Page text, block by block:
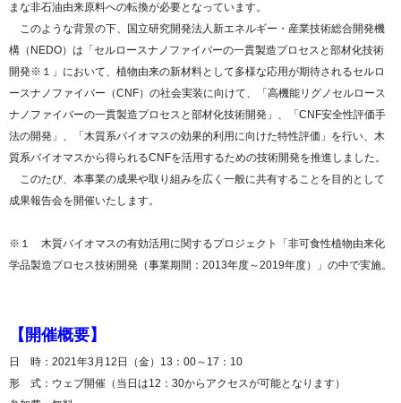
まな非石油由来原料への転換が必要となっています。
このような背景の下、国立研究開発法人新エネルギー・産業技術総合開発機
構（NEDO）は「セルロースナノファイバーの一貫製造プロセスと部材化技術
開発※１ 」において、植物由来の新材料として多様な応用が期待されるセルロ
ースナノファイバー（CNF）の社会実装に向けて、「高機能リグノセルロース
ナノファイバーの一貫製造プロセスと部材化技術開発」、「CNF安全性評価手
法の開発」、「木質系バイオマスの効果的利用に向けた特性評価」を行い、木
質系バイオマスから得られるCNFを活用するための技術開発を推進しました。
このたび、本事業の成果や取り組みを広く一般に共有することを目的として
成果報告会を開催いたします。
※１ 木質バイオマスの有効活用に関するプロジェクト「非可食性植物由来化
学品製造プロセス技術開発（事業期間：2013年度～2019年度）」の中で実施。
【開催概要】
日 時：2021年3月12日（金）13：00～17：10
形 式：ウェブ開催（当日は12：30からアクセスが可能となります）